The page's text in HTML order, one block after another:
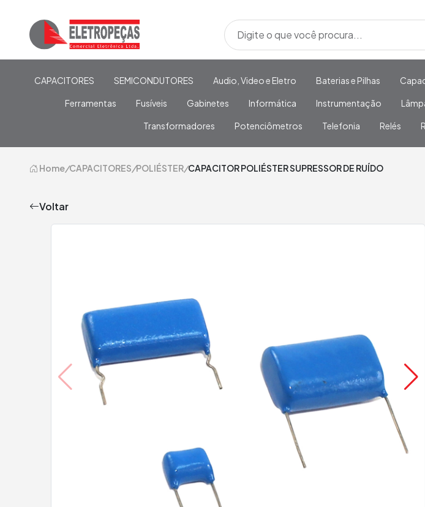
CAPACITORES SEMICONDUTORES Audio, Video e Eletro Baterias e Pilhas
Ferramentas Fusíveis Gabinetes Informática Instrumentação
Transformadores Potenciômetros Telefonia Relés
Home/CAPACITORES/POLIÉSTER/CAPACITOR POLIÉSTER SUPRESSOR DE RUÍDO
Voltar